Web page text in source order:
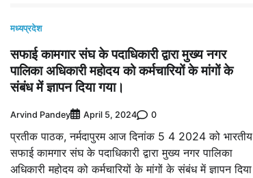
मध्यप्रदेश
सफाई कामगार संघ के पदाधिकारी द्वारा मुख्य नगर
पालिका अधिकारी महोदय को कर्मचारियों के मांगों के
संबंध में ज्ञापन दिया गया।
Arvind Pandey April 5, 2024 0
प्रतीक पाठक, नर्मदापुरम आज दिनांक 5 4 2024 को भारतीय
सफाई कामगार संघ के पदाधिकारी द्वारा मुख्य नगर पालिका
अधिकारी महोदय को कर्मचारियों के मांगों के संबंध में ज्ञापन दिया